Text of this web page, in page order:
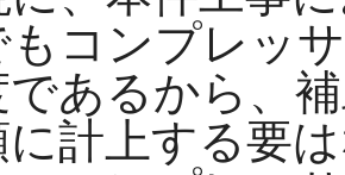
コンプレッ
あるから、
に計上する要